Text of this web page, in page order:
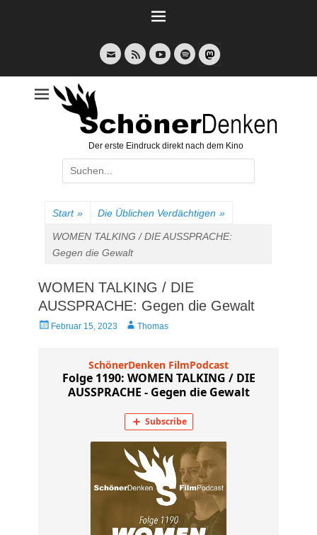
E-
Mail
Feed YouTubeSpotify
Der erste Eindruck direkt nach dem Kino
Suche
nach:
Start » Die Üblichen Verdächtigen »
WOMEN TALKING / DIE AUSSPRACHE:
Gegen die Gewalt
WOMEN TALKING / DIE
AUSSPRACHE: Gegen die Gewalt
Veröffentlicht
Februar 15, 2023 AutorThomas